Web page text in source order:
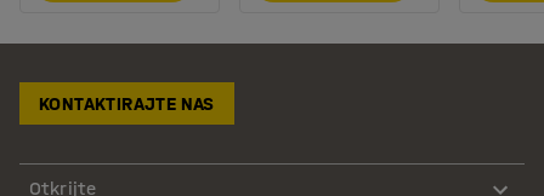
KONTAKTIRAJTE NAS
Otkrijte